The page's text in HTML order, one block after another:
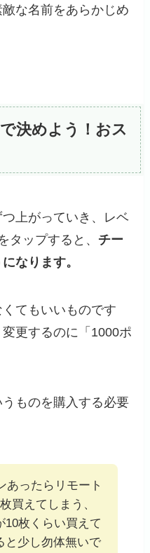
な名前をあらかじめ
決めよう！おス
上がっていき、レベ
タップすると、 チー
なります。
てもいいものです
更するのに「1000ポ
ものを購入する必要
あったらリモート
買えてしまう、
10枚くらい買えて
と少し勿体無いで